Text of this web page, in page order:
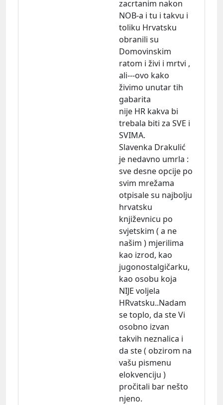
zacrtanim nakon
NOB-a i tu i takvu i
toliku Hrvatsku
obranili su
Domovinskim
ratom i živi i mrtvi ,
ali---ovo kako
živimo unutar tih
gabarita
nije HR kakva bi
trebala biti za SVE i
SVIMA.
Slavenka Drakulić
je nedavno umrla :
sve desne opcije po
svim mrežama
otpisale su najbolju
hrvatsku
književnicu po
svjetskim ( a ne
našim ) mjerilima
kao izrod, kao
jugonostalgičarku,
kao osobu koja
NIJE voljela
HRvatsku..Nadam
se toplo, da ste Vi
osobno izvan
takvih neznalica i
da ste ( obzirom na
vašu pismenu
elokvenciju )
pročitali bar nešto
njeno.